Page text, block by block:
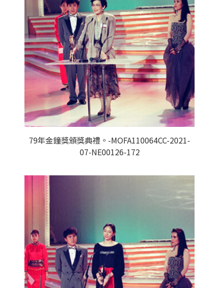
79年金鐘獎頒獎典禮。-MOFA110064CC-2021-
07-NE00126-172